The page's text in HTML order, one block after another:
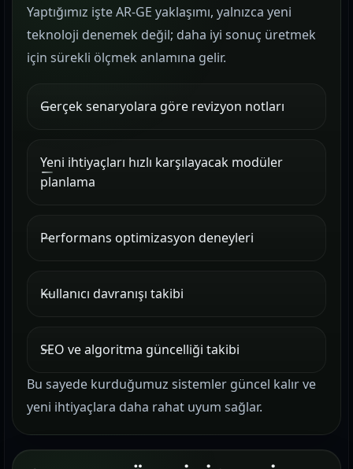
Yaptığımız işte AR-GE yaklaşımı, yalnızca yeni
teknoloji denemek değil; daha iyi sonuç üretmek
için sürekli ölçmek anlamına gelir.
Gerçek senaryolara göre revizyon notları
Yeni ihtiyaçları hızlı karşılayacak modüler
planlama
Performans optimizasyon deneyleri
Kullanıcı davranışı takibi
SEO ve algoritma güncelliği takibi
Bu sayede kurduğumuz sistemler güncel kalır ve
yeni ihtiyaçlara daha rahat uyum sağlar.